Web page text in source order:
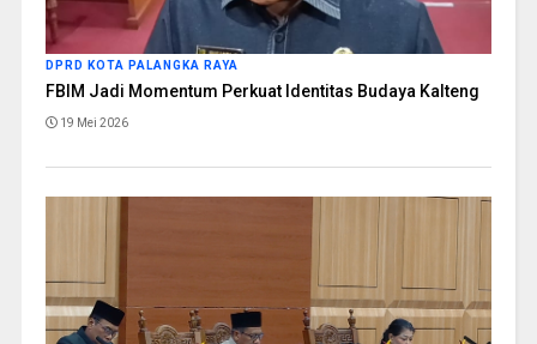
DPRD KOTA PALANGKA RAYA
FBIM Jadi Momentum Perkuat Identitas Budaya Kalteng
19 Mei 2026